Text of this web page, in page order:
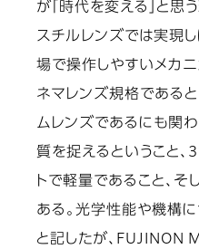
が「時代を変える」と思
スチルレンズでは実現
場で操作しやすいメカ
ネマレンズ規格である
ムレンズであるにも関
質を捉えるということ、
トで軽量であること、そ
ある。光学性能や機構
と記したが、FUJINON